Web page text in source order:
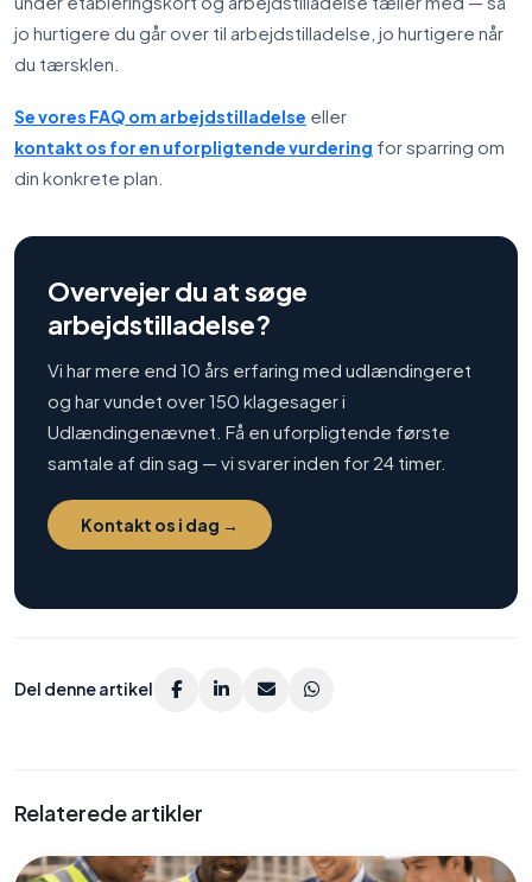
jo hurtigere du går over til arbejdstilladelse, jo hurtigere når
du tærsklen.
Se vores FAQ om arbejdstilladelse eller
kontakt os for en uforpligtende vurdering for sparring om
din konkrete plan.
Overvejer du at søge
arbejdstilladelse?
Vi har mere end 10 års erfaring med udlændingeret
og har vundet over 150 klagesager i
Udlændingenævnet. Få en uforpligtende første
samtale af din sag — vi svarer inden for 24 timer.
Kontakt os i dag →
Del denne artikel
Relaterede artikler